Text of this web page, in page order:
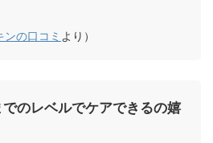
の口コミ より）
のレベルでケアできるの嬉